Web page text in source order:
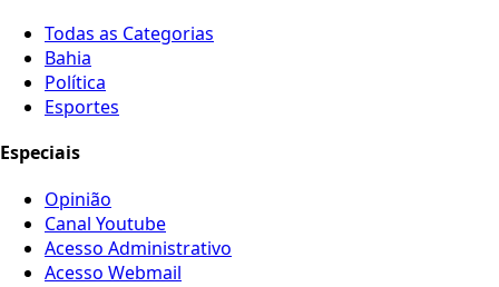
Todas as Categorias
Bahia
Política
Esportes
Especiais
Opinião
Canal Youtube
Acesso Administrativo
Acesso Webmail